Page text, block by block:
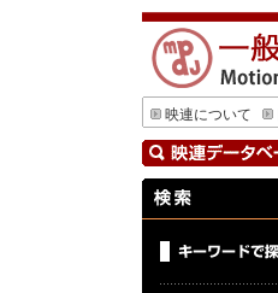
映連について